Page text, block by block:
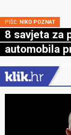
PIŠE: NIKO POZNAT
8 savjeta za
automobila